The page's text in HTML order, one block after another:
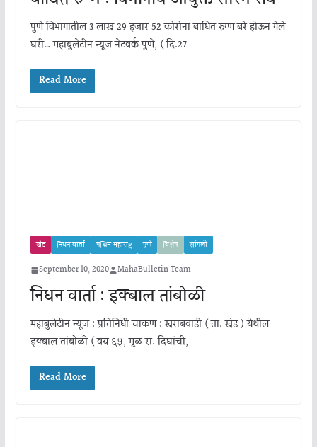
पुणे विभागातील 3 लाख 29 हजार 52 कोरोना बाधित रुग्ण बरे होऊन गेले
घरी… महाबुलेटीन न्यूज नेटवर्क पुणे, ( दि.27
Read More
खेड निधन वार्ता पश्चिम महाराष्ट्र पुणे विशेष सांगली
September 10, 2020 MahaBulletin Team
निधन वार्ता : इक्बाल तांबोळी
महाबुलेटीन न्यूज : प्रतिनिधी चाकण : खराबवाडी ( ता. खेड ) येथील
इक्बाल तांबोळी ( वय ६५, मूळ रा. दिघांची,
Read More